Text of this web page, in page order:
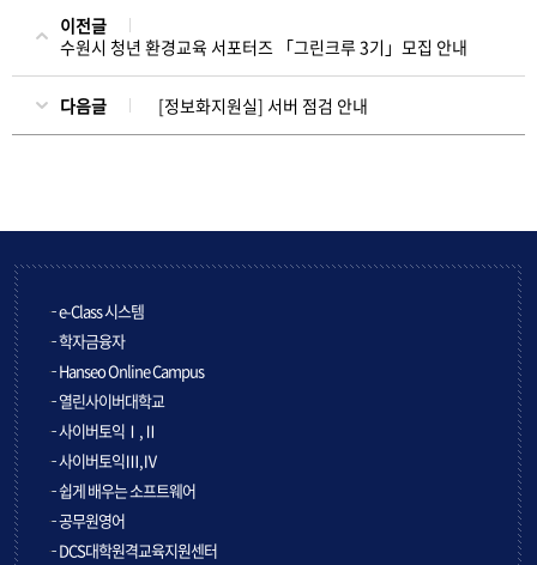
이전글
수원시 청년 환경교육 서포터즈 「그린크루 3기」모집 안내
다음글 [정보화지원실] 서버 점검 안내
e-Class 시스템
학자금융자
Hanseo Online Campus
열린사이버대학교
사이버토익Ⅰ,Ⅱ
사이버토익Ⅲ,Ⅳ
쉽게 배우는 소프트웨어
공무원영어
DCS대학원격교육지원센터